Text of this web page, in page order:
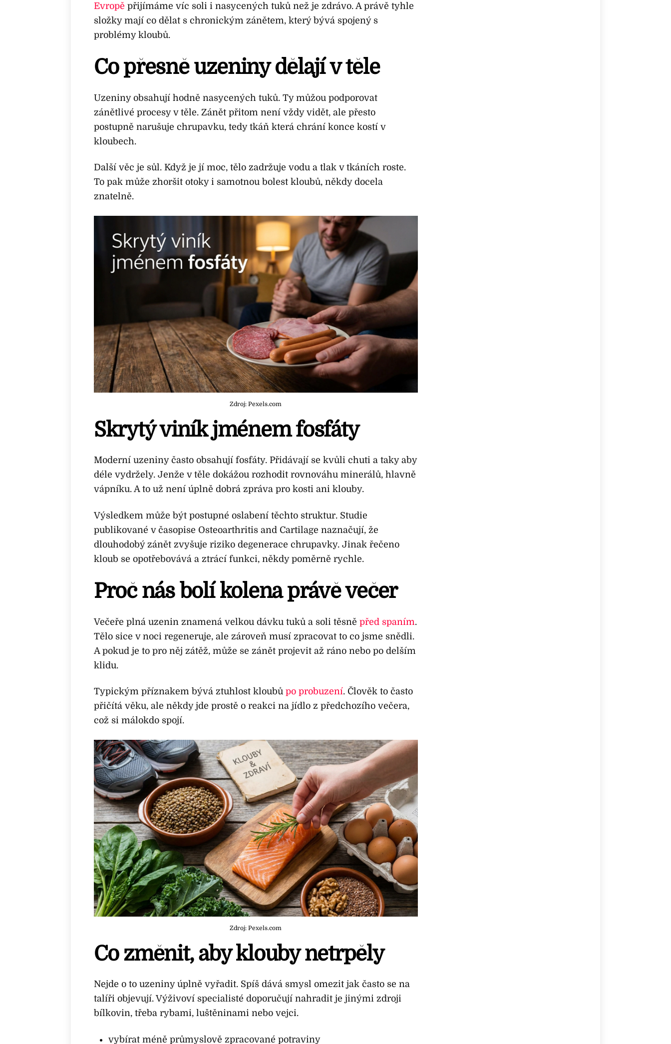
Evropě přijímáme víc soli i nasycených tuků než je zdrávo. A právě tyhle
složky mají co dělat s chronickým zánětem, který bývá spojený s
problémy kloubů.
Co přesně uzeniny dělají v těle
Uzeniny obsahují hodně nasycených tuků. Ty můžou podporovat
zánětlivé procesy v těle. Zánět přitom není vždy vidět, ale přesto
postupně narušuje chrupavku, tedy tkáň která chrání konce kostí v
kloubech.
Další věc je sůl. Když je jí moc, tělo zadržuje vodu a tlak v tkáních roste.
To pak může zhoršit otoky i samotnou bolest kloubů, někdy docela
znatelně.
Zdroj: Pexels.com
Skrytý viník jménem fosfáty
Moderní uzeniny často obsahují fosfáty. Přidávají se kvůli chuti a taky aby
déle vydržely. Jenže v těle dokážou rozhodit rovnováhu minerálů, hlavně
vápníku. A to už není úplně dobrá zpráva pro kosti ani klouby.
Výsledkem může být postupné oslabení těchto struktur. Studie
publikované v časopise Osteoarthritis and Cartilage naznačují, že
dlouhodobý zánět zvyšuje riziko degenerace chrupavky. Jinak řečeno
kloub se opotřebovává a ztrácí funkci, někdy poměrně rychle.
Proč nás bolí kolena právě večer
Večeře plná uzenin znamená velkou dávku tuků a soli těsně před spaním.
Tělo sice v noci regeneruje, ale zároveň musí zpracovat to co jsme snědli.
A pokud je to pro něj zátěž, může se zánět projevit až ráno nebo po delším
klidu.
Typickým příznakem bývá ztuhlost kloubů po probuzení. Člověk to často
přičítá věku, ale někdy jde prostě o reakci na jídlo z předchozího večera,
což si málokdo spojí.
Zdroj: Pexels.com
Co změnit, aby klouby netrpěly
Nejde o to uzeniny úplně vyřadit. Spíš dává smysl omezit jak často se na
talíři objevují. Výživoví specialisté doporučují nahradit je jinými zdroji
bílkovin, třeba rybami, luštěninami nebo vejci.
vybírat méně průmyslově zpracované potraviny